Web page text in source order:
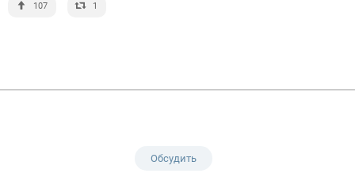
107 1
Обсудить